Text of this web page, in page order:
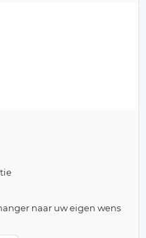
naar uw eigen wens